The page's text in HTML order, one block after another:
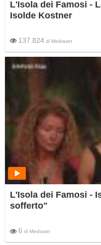
L'Isola dei Famosi -
Isolde Kostner
137.824 di Mediaset
L'Isola dei Famosi -
sofferto"
6 di Mediaset